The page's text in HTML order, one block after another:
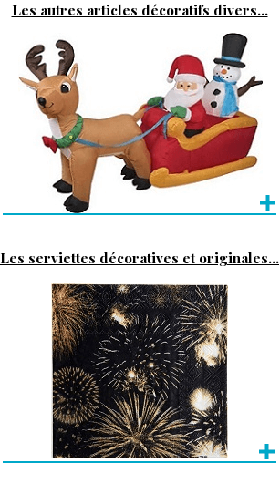
Les autres articles décoratifs divers...
Les serviettes décoratives et originales...